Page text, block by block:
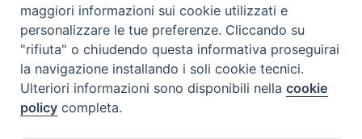
Ispettoria Salesiana Sicula “San Paolo”
Via Cifali 5-7
95123 Catania - Italia
maggiori informazioni sui cookie utilizzati e
personalizzare le tue preferenze. Cliccando su
"rifiuta" o chiudendo questa informativa proseguirai
la navigazione installando i soli cookie tecnici.
Ulteriori informazioni sono disponibili nellacookie
policy completa.